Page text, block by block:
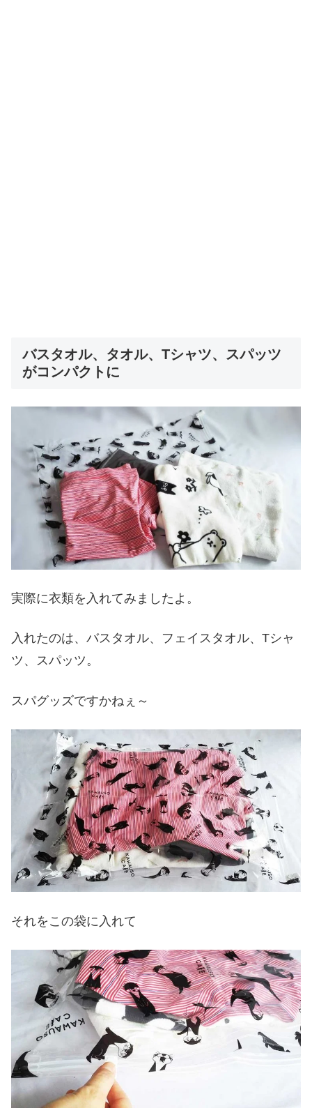
バスタオル、タオル、Tシャツ、スパッツ
がコンパクトに
実際に衣類を入れてみましたよ。
入れたのは、バスタオル、フェイスタオル、Tシャ
ツ、スパッツ。
スパグッズですかねぇ～
それをこの袋に入れて